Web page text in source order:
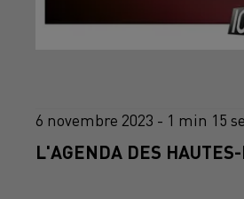
6 novembre 2023 - 1 min 15
L'AGENDA DES